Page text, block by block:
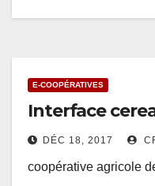
E-COOPÉRATIVES
Interface
DÉC 18, 2017
coopérative agricole